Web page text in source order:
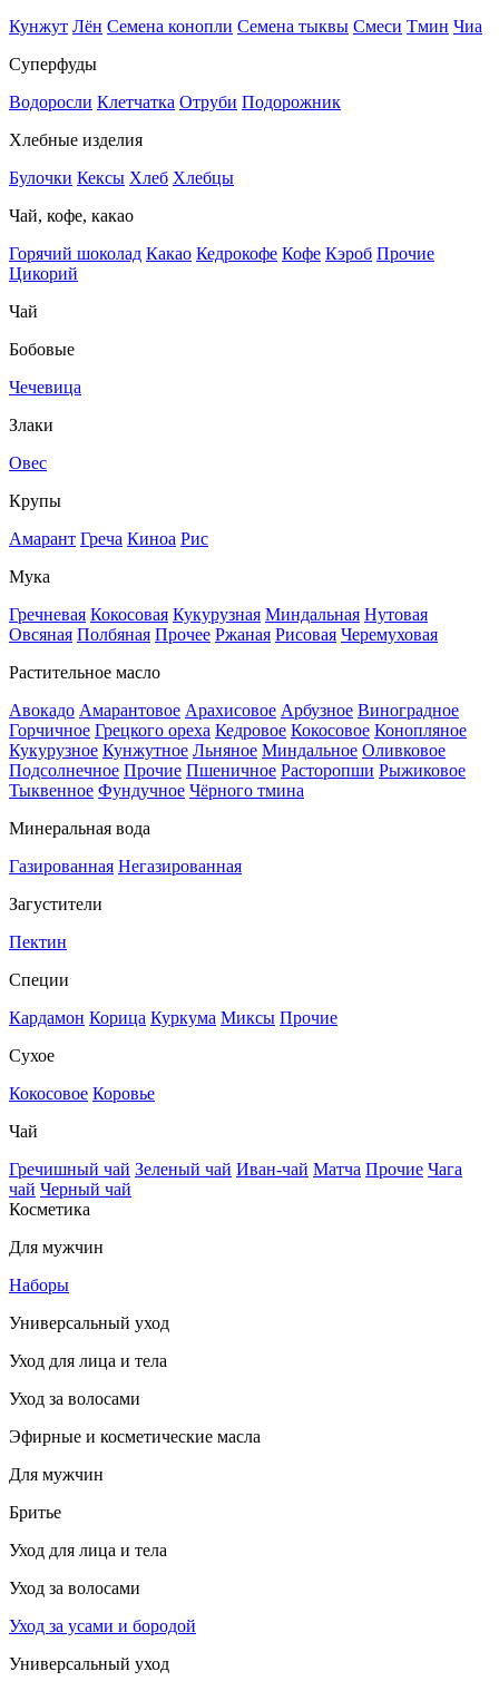
Кунжут Лён Семена конопли Семена тыквы Смеси Тмин Чиа
Суперфуды
Водоросли Клетчатка Отруби Подорожник
Хлебные изделия
Булочки Кексы Хлеб Хлебцы
Чай, кофе, какао
Горячий шоколад Какао Кедрокофе Кофе Кэроб Прочие
Цикорий
Чай
Бобовые
Чечевица
Злаки
Овес
Крупы
Амарант Греча Киноа Рис
Мука
Гречневая Кокосовая Кукурузная Миндальная Нутовая
Овсяная Полбяная Прочее Ржаная Рисовая Черемуховая
Растительное масло
Авокадо Амарантовое Арахисовое Арбузное Виноградное
Горчичное Грецкого ореха Кедровое Кокосовое Конопляное
Кукурузное Кунжутное Льняное Миндальное Оливковое
Подсолнечное Прочие Пшеничное Расторопши Рыжиковое
Тыквенное Фундучное Чёрного тмина
Минеральная вода
Газированная Негазированная
Загустители
Пектин
Специи
Кардамон Корица Куркума Миксы Прочие
Сухое
Кокосовое Коровье
Чай
Гречишный чай Зеленый чай Иван-чай Матча Прочие Чага
чай Черный чай
Косметика
Для мужчин
Наборы
Универсальный уход
Уход для лица и тела
Уход за волосами
Эфирные и косметические масла
Для мужчин
Бритье
Уход для лица и тела
Уход за волосами
Уход за усами и бородой
Универсальный уход